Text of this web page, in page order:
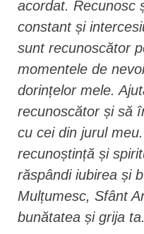
acordat. Recunosc
constant și
sunt recunoscător
momentele de
dorințelor mele.
recunoscător și să
cu cei din jurul
recunoștință și
răspândi iubirea și
Mulțumesc, Sfânt
bunătatea și grija